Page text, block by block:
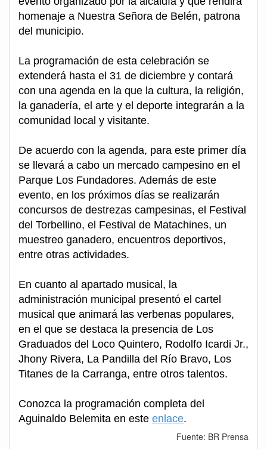
homenaje a Nuestra Señora de Belén, patrona
del municipio.
La programación de esta celebración se
extenderá hasta el 31 de diciembre y contará
con una agenda en la que la cultura, la religión,
la ganadería, el arte y el deporte integrarán a la
comunidad local y visitante.
De acuerdo con la agenda, para este primer día
se llevará a cabo un mercado campesino en el
Parque Los Fundadores. Además de este
evento, en los próximos días se realizarán
concursos de destrezas campesinas, el Festival
del Torbellino, el Festival de Matachines, un
muestreo ganadero, encuentros deportivos,
entre otras actividades.
En cuanto al apartado musical, la
administración municipal presentó el cartel
musical que animará las verbenas populares,
en el que se destaca la presencia de Los
Graduados del Loco Quintero, Rodolfo Icardi Jr.,
Jhony Rivera, La Pandilla del Río Bravo, Los
Titanes de la Carranga, entre otros talentos.
Conozca la programación completa del
Aguinaldo Belemita en este enlace.
Fuente: BR Prensa